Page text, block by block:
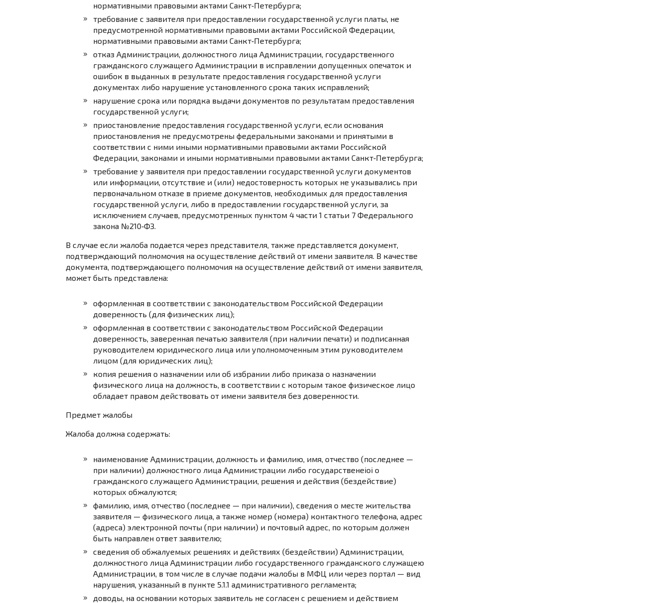
нормативными правовыми актами Санкт‑Петербурга;
требование с заявителя при предоставлении государственной услуги платы, не
предусмотренной нормативными правовыми актами Российской Федерации,
нормативными правовыми актами Санкт‑Петербурга;
отказ Администрации, должностного лица Администрации, государственного
гражданского служащего Администрации в исправлении допущенных опечаток и
ошибок в выданных в результате предоставления государственной услуги
документах либо нарушение установленного срока таких исправлений;
нарушение срока или порядка выдачи документов по результатам предоставления
государственной услуги;
приостановление предоставления государственной услуги, если основания
приостановления не предусмотрены федеральными законами и принятыми в
соответствии с ними иными нормативными правовыми актами Российской
Федерации, законами и иными нормативными правовыми актами Санкт‑Петербурга;
требование у заявителя при предоставлении государственной услуги документов
или информации, отсутствие и (или) недостоверность которых не указывались при
первоначальном отказе в приеме документов, необходимых для предоставления
государственной услуги, либо в предоставлении государственной услуги, за
исключением случаев, предусмотренных пунктом 4 части 1 статьи 7 Федерального
закона №210‑ФЗ.
В случае если жалоба подается через представителя, также представляется документ,
подтверждающий полномочия на осуществление действий от имени заявителя. В качестве
документа, подтверждающего полномочия на осуществление действий от имени заявителя,
может быть представлена:
оформленная в соответствии с законодательством Российской Федерации
доверенность (для физических лиц);
оформленная в соответствии с законодательством Российской Федерации
доверенность, заверенная печатью заявителя (при наличии печати) и подписанная
руководителем юридического лица или уполномоченным этим руководителем
лицом (для юридических лиц);
копия решения о назначении или об избрании либо приказа о назначении
физического лица на должность, в соответствии с которым такое физическое лицо
обладает правом действовать от имени заявителя без доверенности.
Предмет жалобы
Жалоба должна содержать:
наименование Администрации, должность и фамилию, имя, отчество (последнее —
при наличии) должностного лица Администрации либо государственeioi о
гражданского служащего Администрации, решения и действия (бездействие)
которых обжалуются;
фамилию, имя, отчество (последнее — при наличии), сведения о месте жительства
заявителя — физического лица, а также номер (номера) контактного телефона, адрес
(адреса) электронной почты (при наличии) и почтовый адрес, по которым должен
быть направлен ответ заявителю;
сведения об обжалуемых решениях и действиях (бездействии) Администрации,
должностного лица Администрации либо государственного гражданского служащею
Администрации, в том числе в случае подачи жалобы в МФЦ или через портал — вид
нарушения, указанный в пункте 5.1.1 административного регламента;
доводы, на основании которых заявитель не согласен с решением и действием